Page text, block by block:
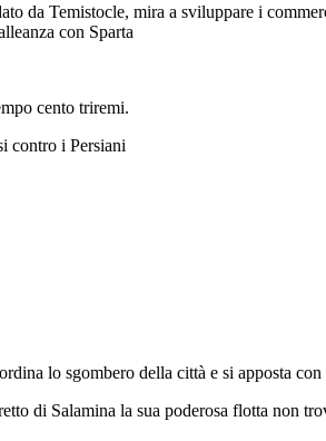
Temistocle, mira a sviluppare i
con Sparta
cento triremi.
contro i Persiani
lo sgombero della città e si apposta
di Salamina la sua poderosa flotta non